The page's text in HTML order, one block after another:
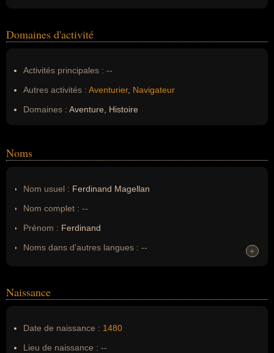
Domaines d'activité
Activités principales : --
Autres activités : Aventurier, Navigateur
Domaines : Aventure, Histoire
Noms
Nom usuel : Ferdinand Magellan
Nom complet : --
Prénom : Ferdinand
Noms dans d'autres langues : --
Nom de famille :Magellan
+
+
Naissance
Date de naissance : 1480
Lieu de naissance : --